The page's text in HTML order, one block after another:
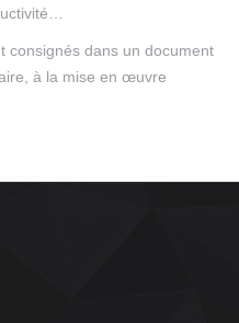
consignés dans un document
à la mise en œuvre